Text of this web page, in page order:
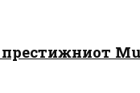
престижниот